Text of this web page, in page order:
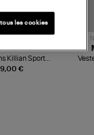
€
Killian Sport
les cookies